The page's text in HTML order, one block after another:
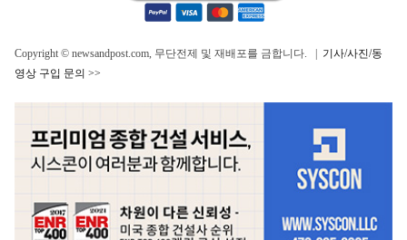
Copyright © newsandpost.com, 무단전제 및 재배포를 금합니다. | 기사/사진/동
영상 구입 문의 >>